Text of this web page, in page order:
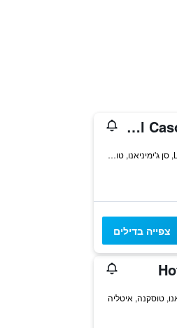
Agriturismo Il Casolare Di Bucciano
Località Racciano-Bucciano 14, סן ג'ימיניאנו, טוסקנה, איטליה
צפייה בדילים